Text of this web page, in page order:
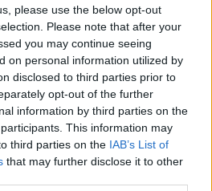
please use the below opt-out
Please note that after your
you may continue seeing
on personal information utilized by
disclosed to third parties prior to
opt-out of the further
information by third parties on the
This information may
third parties on the IAB’s List of
that may further disclose it to other